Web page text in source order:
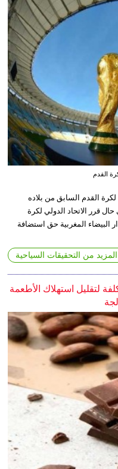
القدم
القدم السابق من بلاده
من استضافة كأس العالم 2030 في حال قرر الاتحاد الدولي لكرة
البيضاء المغربية حق استضافة
المزيد من التحقيقات السياحية
لتقليل استهلاك الأطعمة